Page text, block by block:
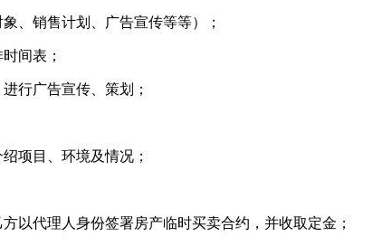
销售计划、广告宣传等等）；
间表；
行广告宣传、策划；
项目、环境及情况；
代理人身份签署房产临时买卖合约，并收取定金；